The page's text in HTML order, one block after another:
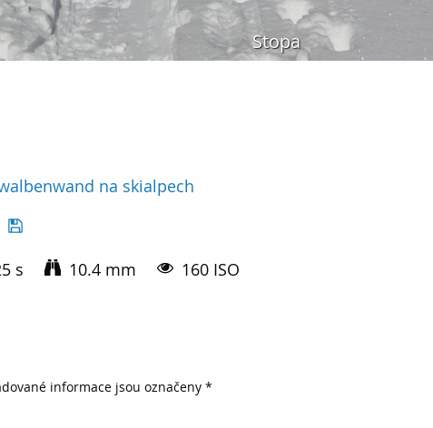
Stopa
na skialpech
s 10.4 mm 160 ISO
informace jsou označeny *